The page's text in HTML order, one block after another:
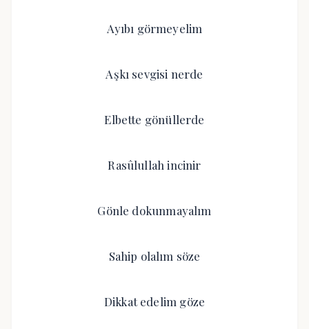
Ayıbı görmeyelim
Aşkı sevgisi nerde
Elbette gönüllerde
Rasûlullah incinir
Gönle dokunmayalım
Sahip olalım söze
Dikkat edelim göze